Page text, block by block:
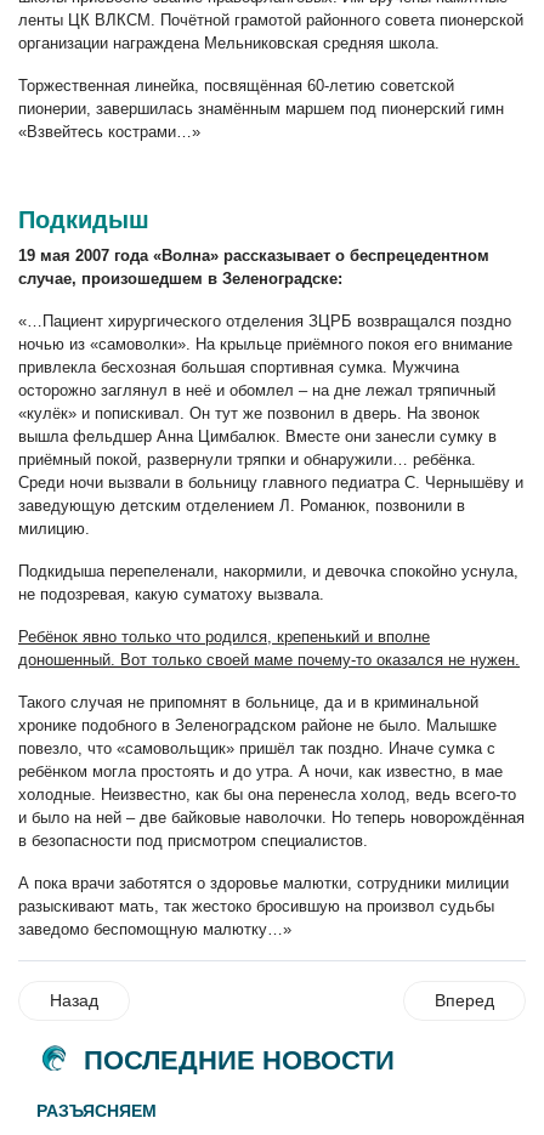
ленты ЦК ВЛКСМ. Почётной грамотой районного совета пионерской
организации награждена Мельниковская средняя школа.
Торжественная линейка, посвящённая 60-летию советской
пионерии, завершилась знамённым маршем под пионерский гимн
«Взвейтесь кострами…»
Подкидыш
19 мая 2007 года «Волна» рассказывает о беспрецедентном
случае, произошедшем в Зеленоградске:
«…Пациент хирургического отделения ЗЦРБ возвращался поздно
ночью из «самоволки». На крыльце приёмного покоя его внимание
привлекла бесхозная большая спортивная сумка. Мужчина
осторожно заглянул в неё и обомлел – на дне лежал тряпичный
«кулёк» и попискивал. Он тут же позвонил в дверь. На звонок
вышла фельдшер Анна Цимбалюк. Вместе они занесли сумку в
приёмный покой, развернули тряпки и обнаружили… ребёнка.
Среди ночи вызвали в больницу главного педиатра С. Чернышёву и
заведующую детским отделением Л. Романюк, позвонили в
милицию.
Подкидыша перепеленали, накормили, и девочка спокойно уснула,
не подозревая, какую суматоху вызвала.
Ребёнок явно только что родился, крепенький и вполне
доношенный. Вот только своей маме почему-то оказался не нужен.
Такого случая не припомнят в больнице, да и в криминальной
хронике подобного в Зеленоградском районе не было. Малышке
повезло, что «самовольщик» пришёл так поздно. Иначе сумка с
ребёнком могла простоять и до утра. А ночи, как известно, в мае
холодные. Неизвестно, как бы она перенесла холод, ведь всего-то
и было на ней – две байковые наволочки. Но теперь новорождённая
в безопасности под присмотром специалистов.
А пока врачи заботятся о здоровье малютки, сотрудники милиции
разыскивают мать, так жестоко бросившую на произвол судьбы
заведомо беспомощную малютку…»
Назад Вперед
ПОСЛЕДНИЕ НОВОСТИ
РАЗЪЯСНЯЕМ